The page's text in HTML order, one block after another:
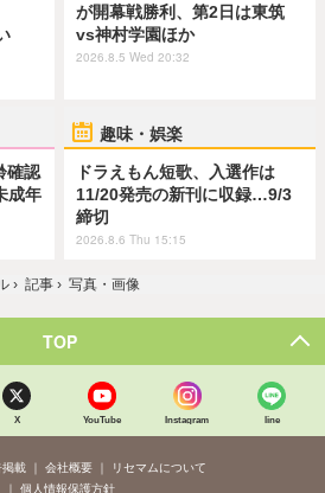
が開幕戦勝利、第2日は東筑
vs神村学園ほか
2026.8.5 Wed 20:32
確認
成年
趣味・娯楽
ドラえもん短歌、入選作は
11/20発売の新刊に収録…9/3
締切
2026.8.6 Thu 15:15
› 記事 › 写真・画像
TOP
X YouTube Instagram line
掲載 会社概要
リセマムについて
個人情報保護方針